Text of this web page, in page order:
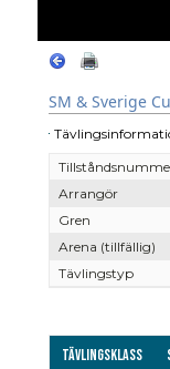
SM & Sverige
Arrangör
Gren
Arena (tillfällig)
Tävlingstyp
Tävlingsklass